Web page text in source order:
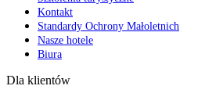
Kontakt
Standardy Ochrony Małoletnich
Nasze hotele
Biura
Dla klientów